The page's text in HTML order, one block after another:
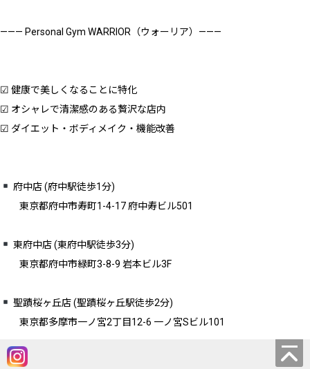
——— Personal Gym WARRIOR（ウォーリア）———
☑︎ 健康で美しくなることに特化
☑︎ オシャレで清潔感のある贅沢な店内
☑︎ ダイエット・ボディメイク・機能改善
府中店 (府中駅徒歩1分)
東京都府中市寿町1-4-17 府中寿ビル501
東府中店 (東府中駅徒歩3分)
東京都府中市緑町3-8-9 岩本ビル3F
聖蹟桜ヶ丘店 (聖蹟桜ヶ丘駅徒歩2分)
東京都多摩市一ノ宮2丁目12-6 一ノ宮Sビル101